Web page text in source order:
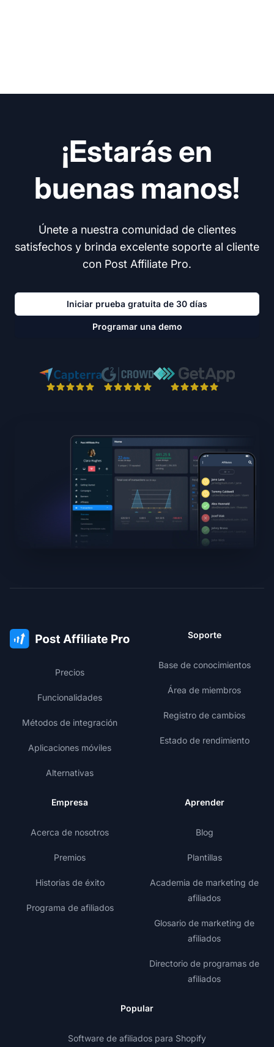
¡Estarás en
buenas manos!
Únete a nuestra comunidad de clientes
satisfechos y brinda excelente soporte al cliente
con Post Affiliate Pro.
Iniciar prueba gratuita de 30 días
Programar una demo
Precios
Funcionalidades
Métodos de integración
Aplicaciones móviles
Alternativas
Soporte
Base de conocimientos
Área de miembros
Registro de cambios
Estado de rendimiento
Empresa
Acerca de nosotros
Premios
Historias de éxito
Programa de afiliados
Aprender
Blog
Plantillas
Academia de marketing de
afiliados
Glosario de marketing de
afiliados
Directorio de programas de
afiliados
Popular
Software de afiliados para Shopify